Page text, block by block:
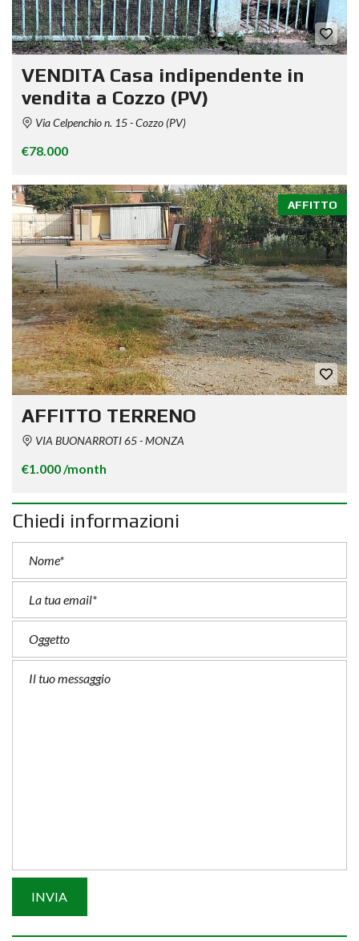
VENDITA Casa indipendente in
vendita a Cozzo (PV)
Via Celpenchio n. 15 - Cozzo (PV)
€78.000
AFFITTO
AFFITTO TERRENO
VIA BUONARROTI 65 - MONZA
€1.000 /month
Chiedi informazioni